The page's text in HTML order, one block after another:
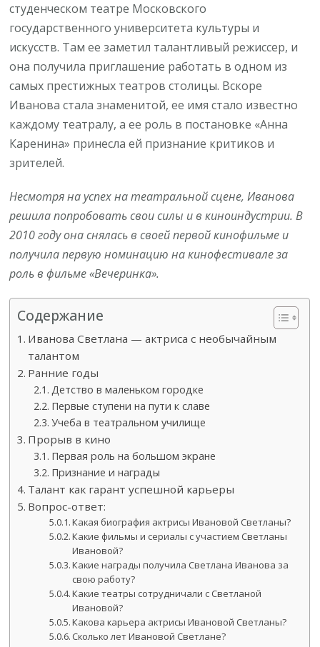
студенческом театре Московского
государственного университета культуры и
искусств. Там ее заметил талантливый режиссер, и
она получила приглашение работать в одном из
самых престижных театров столицы. Вскоре
Иванова стала знаменитой, ее имя стало известно
каждому театралу, а ее роль в постановке «Анна
Каренина» принесла ей признание критиков и
зрителей.
Несмотря на успех на театральной сцене, Иванова
решила попробовать свои силы и в киноиндустрии. В
2010 году она снялась в своей первой кинофильме и
получила первую номинацию на кинофестивале за
роль в фильме «Вечеринка».
Содержание
Иванова Светлана — актриса с необычайным
талантом
Ранние годы
Детство в маленьком городке
Первые ступени на пути к славе
Учеба в театральном училище
Прорыв в кино
Первая роль на большом экране
Признание и награды
Талант как гарант успешной карьеры
Вопрос-ответ:
Какая биография актрисы Ивановой Светланы?
Какие фильмы и сериалы с участием Светланы
Ивановой?
Какие награды получила Светлана Иванова за
свою работу?
Какие театры сотрудничали с Светланой
Ивановой?
Какова карьера актрисы Ивановой Светланы?
Сколько лет Ивановой Светлане?